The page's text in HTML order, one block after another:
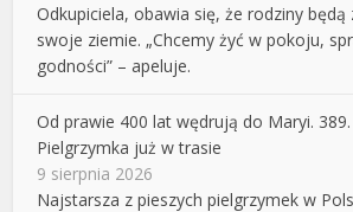
Odkupiciela, obawia się, że rodziny
swoje ziemie. „Chcemy żyć w pokoju,
godności” – apeluje.
Od prawie 400 lat wędrują do Maryi. 389.
Pielgrzymka już w trasie
9 sierpnia 2026
Najstarsza z pieszych pielgrzymek w